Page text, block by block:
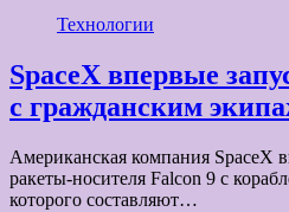
Технологии
SpaceX впервые
с гражданским
Американская компания SpaceX
ракеты-носителя Falcon 9 с
которого составляют…